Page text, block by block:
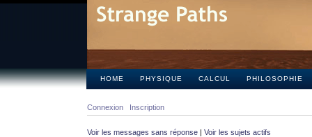
HOME PHYSIQUE CALCUL PHILOSOPHIE
Connexion Inscription
Voir les messages sans réponse | Voir les sujets actifs